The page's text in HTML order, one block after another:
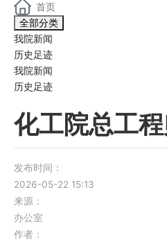
首页
全部分类
我院新闻
历史足迹
我院新闻
历史足迹
化工院总工
发布时间：
2026-05-22 15:13
来源：
办公室
作者：